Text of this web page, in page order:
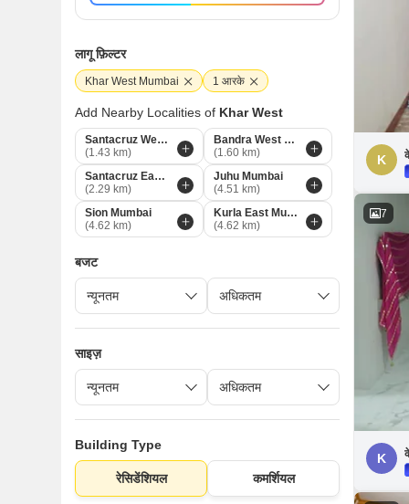
K
7
K
लागू फ़िल्टर
Khar West Mumbai 1 आरके
Add Nearby Localities of Khar West
Santacruz West Mumbai
(1.43 km)
Bandra West Mumbai
(1.60 km)
Santacruz East Mumbai
(2.29 km)
Juhu Mumbai
(4.51 km)
Sion Mumbai
(4.62 km)
Kurla East Mumbai
(4.62 km)
बजट
साइज़
Building Type
रेसिडेंशियल कमर्शियल